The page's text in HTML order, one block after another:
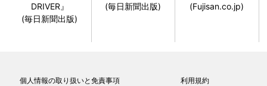
DRIVER』
(毎日新聞出版)
(毎日新聞出版)
(Fujisan.co.jp)
個人情報の取り扱いと免責事項 利用規約